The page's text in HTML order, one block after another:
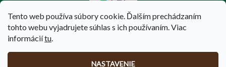
Tento web používa súbory cookie. Ďalším prechádzaním
tohto webu vyjadrujete súhlas s ich používaním. Viac
informáciítu.
NASTAVENIE